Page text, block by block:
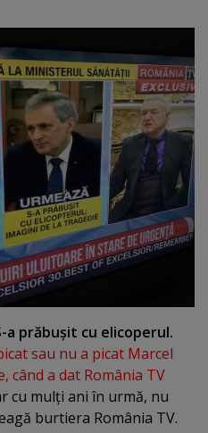
a prăbuşit cu elicoperul.
sau nu a picat Marcel
când a dat România TV
cu mulţi ani în urmă, nu
burtiera România TV.